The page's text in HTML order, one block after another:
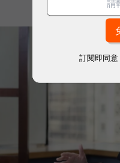
訂閱即同意